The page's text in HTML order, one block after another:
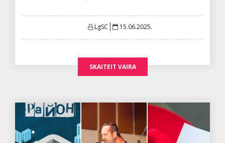
LgSC
Posted
15.06.2025.
SKAITEIT VAIRA